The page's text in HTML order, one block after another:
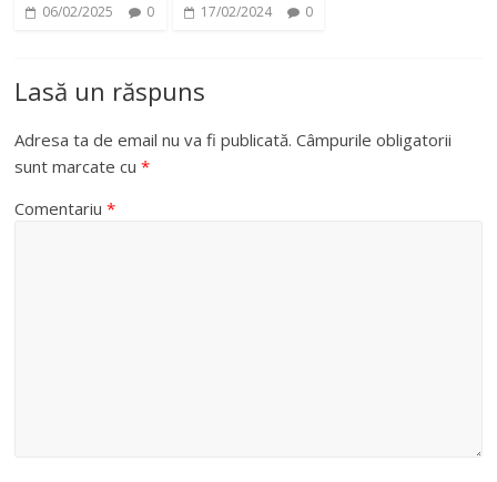
06/02/2025 0 17/02/2024 0
Lasă un răspuns
Adresa ta de email nu va fi publicată. Câmpurile obligatorii
sunt marcate cu*
Comentariu*